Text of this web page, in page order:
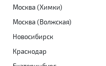
Москва (Химки)
Москва (Волжская)
Новосибирск
Краснодар